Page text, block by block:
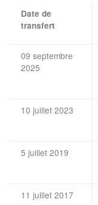
Date de
transfert
09 septembre
2025
10 juillet 2023
5 juillet 2019
11 juillet 2017